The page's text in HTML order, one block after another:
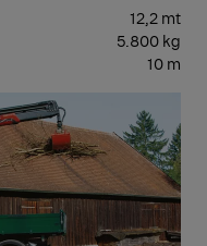
12,2 mt
5.800 kg
10 m